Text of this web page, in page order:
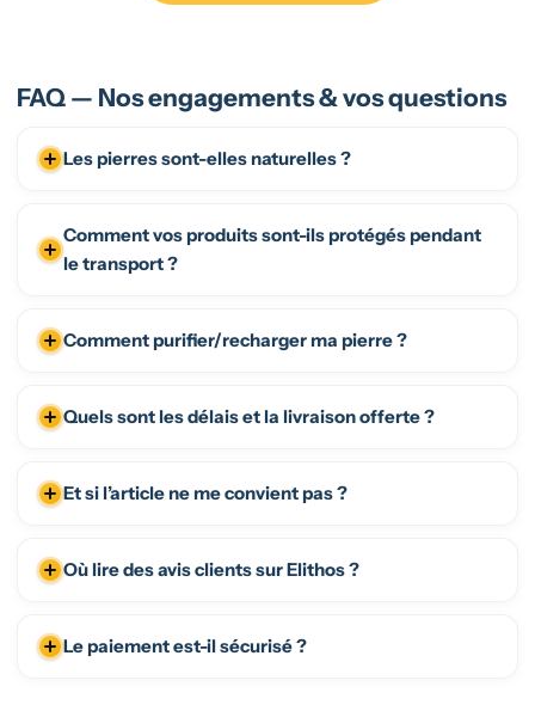
FAQ — Nos engagements & vos questions
Les pierres sont-elles naturelles ?
Comment vos produits sont-ils protégés pendant
le transport ?
Comment purifier/recharger ma pierre ?
Quels sont les délais et la livraison offerte ?
Et si l’article ne me convient pas ?
Où lire des avis clients sur Elithos ?
Le paiement est-il sécurisé ?